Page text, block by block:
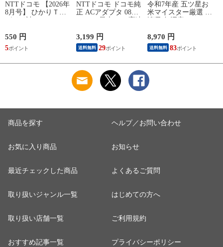
NTTドコモ 【2026年
8月号】 ひかりＴＶ
550 円
5
NTTドコモ ドコモ純
正 ACアダプタ 08
iPhone Android
Nintendo Switch スイ
ッチ対応 AMD39027
3,199 円
送料無料 29
令和7年産 五ツ星お
米マイスター厳選 新
まとめ買い 田中米穀
精米HACCP認定の高
品質管理 白米 精米
8,970 円
送料無料 83
商品を探す
お気に入り商品
最近チェックした商品
取り扱いジャンル一覧
取り扱い店舗一覧
おすすめ記事一覧
ヘルプ／お問い合わせ
お知らせ
よくあるご質問
はじめての方へ
ご利用規約
プライバシーポリシー